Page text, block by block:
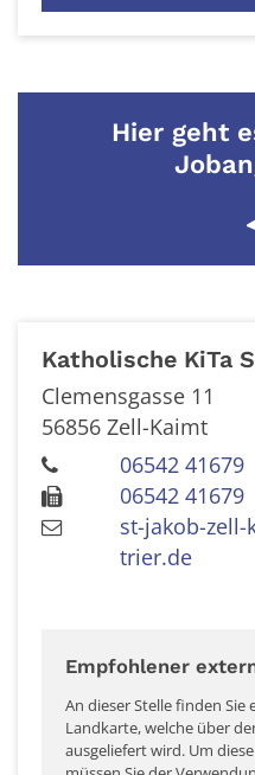
Hier geht
Katholische KiTa
Clemensgasse 11
56856 Zell-Kaimt
06542 41679
06542 41679
st-jakob-zell-
trier.de
Empfohlener
An dieser Stelle finden Sie
Landkarte, welche über
ausgeliefert wird. Um